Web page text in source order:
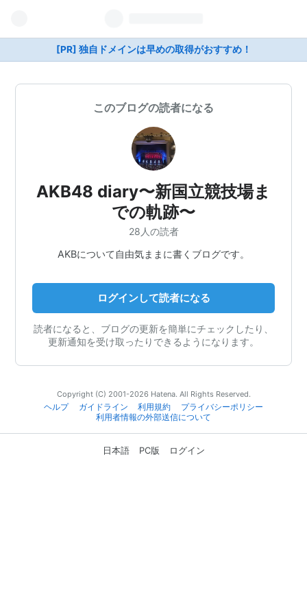
[PR] 独自ドメインは早めの取得がおすすめ！
このブログの読者になる
AKB48 diary〜新国立競技場ま
での軌跡〜
28人の読者
AKBについて自由気ままに書くブログです。
ログインして読者になる
読者になると、ブログの更新を簡単にチェックしたり、
更新通知を受け取ったりできるようになります。
Copyright (C) 2001-2026 Hatena. All Rights Reserved.
ヘルプ
ガイドライン 利用規約
プライバシーポリシー
利用者情報の外部送信について
日本語 PC版 ログイン